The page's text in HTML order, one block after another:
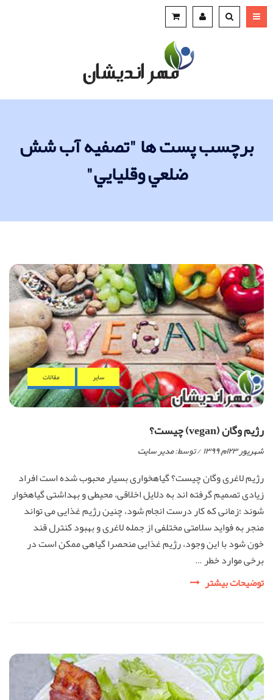
برچسب پست ها "تصفيه آب شش
ضلعي وقليايي"
ساير مقالات
رژیم وگان (vegan) چیست؟
شهریور ۲۳ام, ۱۳۹۹ / توسط:مدیر سایت
رژیم لاغری وگان چیست؟ گیاهخواری بسیار محبوب شده است افراد
زیادی تصمیم گرفته اند به دلایل اخلاقی، محیطی و بهداشتی گیاهخوار
شوند ؛زمانی که کار درست انجام شود، چنین رژیم غذایی می تواند
منجر به فواید سلامتی مختلفی از جمله لاغری و بهبود کنترل قند
خون شود با این وجود، رژیم غذایی منحصرا گیاهی ممکن است در
برخی موارد خطر …
رژیم
توضیحات بیشتر